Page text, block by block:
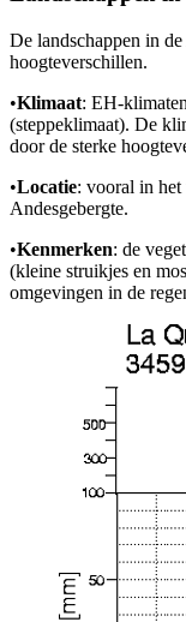
De landschappen in
hoogteverschillen.
•Klimaat: EH-
(steppeklimaat). De
door de sterke
•Locatie: vooral in
Andesgebergte.
•Kenmerken: de
(kleine struikjes en
omgevingen in de